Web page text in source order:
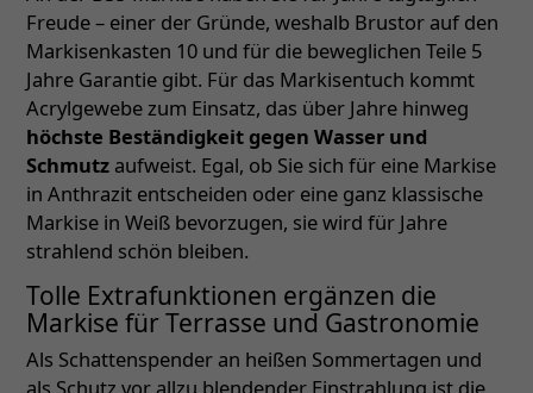
Freude – einer der Gründe, weshalb Brustor auf den
Markisenkasten 10 und für die beweglichen Teile 5
Jahre Garantie gibt. Für das Markisentuch kommt
Acrylgewebe zum Einsatz, das über Jahre hinweg
höchste Beständigkeit gegen Wasser und
Schmutz aufweist. Egal, ob Sie sich für eine Markise
in Anthrazit entscheiden oder eine ganz klassische
Markise in Weiß bevorzugen, sie wird für Jahre
strahlend schön bleiben.
Tolle Extrafunktionen ergänzen die
Markise für Terrasse und Gastronomie
Als Schattenspender an heißen Sommertagen und